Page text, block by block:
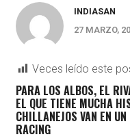
INDIASAN
27 MARZO,
Veces leído este
PARA LOS ALBOS, EL
EL QUE TIENE MUCHA
CHILLANEJOS VAN EN
RACING